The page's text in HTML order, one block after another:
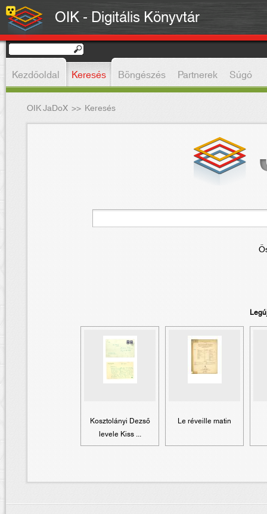
OIK - Digitális Könyvtár
Kezdőoldal Keresés Böngészés Partnerek Súgó
OIK JaDoX >> Keresés
Kosztolányi Dezső
levele Kiss ...
Le réveille matin